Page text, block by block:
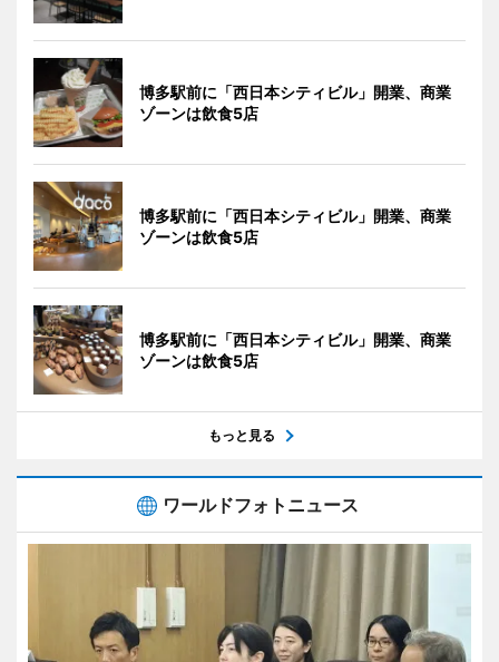
博多駅前に「西日本シティビル」開業、商業
ゾーンは飲食5店
博多駅前に「西日本シティビル」開業、商業
ゾーンは飲食5店
博多駅前に「西日本シティビル」開業、商業
ゾーンは飲食5店
もっと見る
ワールドフォトニュース